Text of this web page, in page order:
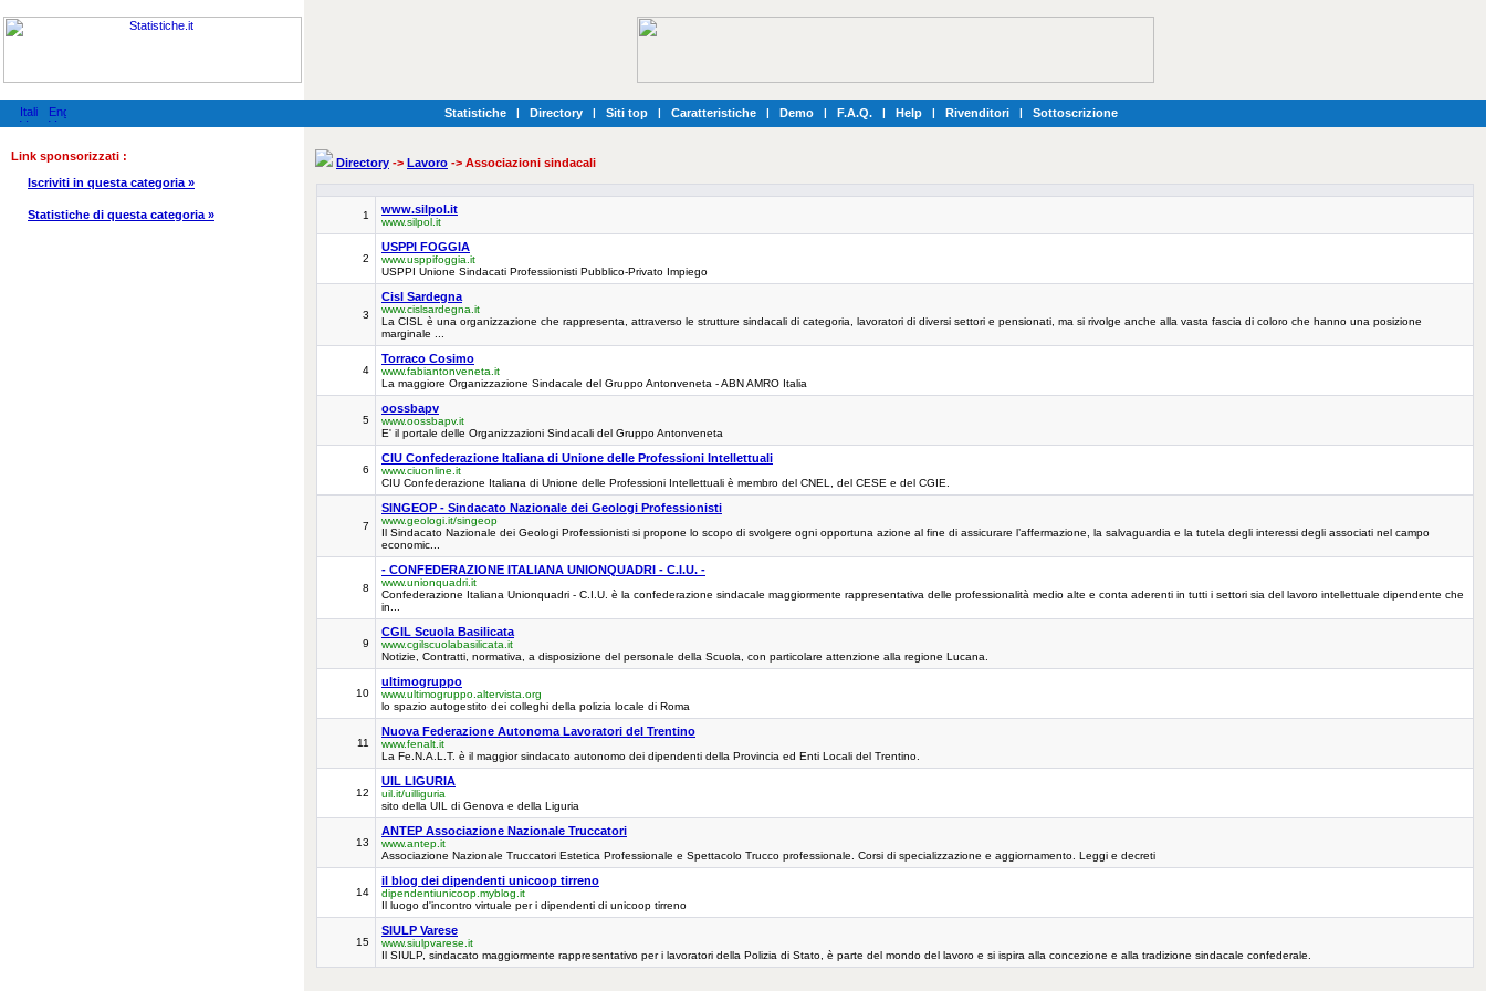
Statistiche | Directory | Siti top | Caratteristiche | Demo | F.A.Q. | Help | Rivenditori | Sottoscrizione
Link sponsorizzati :
Iscriviti in questa categoria »
Statistiche di questa categoria »
Directory -> Lavoro -> Associazioni sindacali
1 www.silpol.it
www.silpol.it
2
USPPI FOGGIA
www.usppifoggia.it
USPPI Unione Sindacati Professionisti Pubblico-Privato Impiego
3
Cisl Sardegna
www.cislsardegna.it
La CISL è una organizzazione che rappresenta, attraverso le strutture sindacali di categoria, lavoratori di diversi settori e pensionati, ma si rivolge anche alla vasta fascia di coloro che hanno una posizione
marginale ...
4
Torraco Cosimo
www.fabiantonveneta.it
La maggiore Organizzazione Sindacale del Gruppo Antonveneta - ABN AMRO Italia
5
oossbapv
www.oossbapv.it
E' il portale delle Organizzazioni Sindacali del Gruppo Antonveneta
6
CIU Confederazione Italiana di Unione delle Professioni Intellettuali
www.ciuonline.it
CIU Confederazione Italiana di Unione delle Professioni Intellettuali è membro del CNEL, del CESE e del CGIE.
7
SINGEOP - Sindacato Nazionale dei Geologi Professionisti
www.geologi.it/singeop
Il Sindacato Nazionale dei Geologi Professionisti si propone lo scopo di svolgere ogni opportuna azione al fine di assicurare l’affermazione, la salvaguardia e la tutela degli interessi degli associati nel campo
economic...
8
- CONFEDERAZIONE ITALIANA UNIONQUADRI - C.I.U. -
www.unionquadri.it
Confederazione Italiana Unionquadri - C.I.U. è la confederazione sindacale maggiormente rappresentativa delle professionalità medio alte e conta aderenti in tutti i settori sia del lavoro intellettuale dipendente che
in...
9
CGIL Scuola Basilicata
www.cgilscuolabasilicata.it
Notizie, Contratti, normativa, a disposizione del personale della Scuola, con particolare attenzione alla regione Lucana.
10
ultimogruppo
www.ultimogruppo.altervista.org
lo spazio autogestito dei colleghi della polizia locale di Roma
11
Nuova Federazione Autonoma Lavoratori del Trentino
www.fenalt.it
La Fe.N.A.L.T. è il maggior sindacato autonomo dei dipendenti della Provincia ed Enti Locali del Trentino.
12
UIL LIGURIA
uil.it/uilliguria
sito della UIL di Genova e della Liguria
13
ANTEP Associazione Nazionale Truccatori
www.antep.it
Associazione Nazionale Truccatori Estetica Professionale e Spettacolo Trucco professionale. Corsi di specializzazione e aggiornamento. Leggi e decreti
14
il blog dei dipendenti unicoop tirreno
dipendentiunicoop.myblog.it
Il luogo d'incontro virtuale per i dipendenti di unicoop tirreno
15
SIULP Varese
www.siulpvarese.it
Il SIULP, sindacato maggiormente rappresentativo per i lavoratori della Polizia di Stato, è parte del mondo del lavoro e si ispira alla concezione e alla tradizione sindacale confederale.